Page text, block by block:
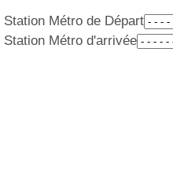
Station Métro de Départ
Station Métro d'arrivée